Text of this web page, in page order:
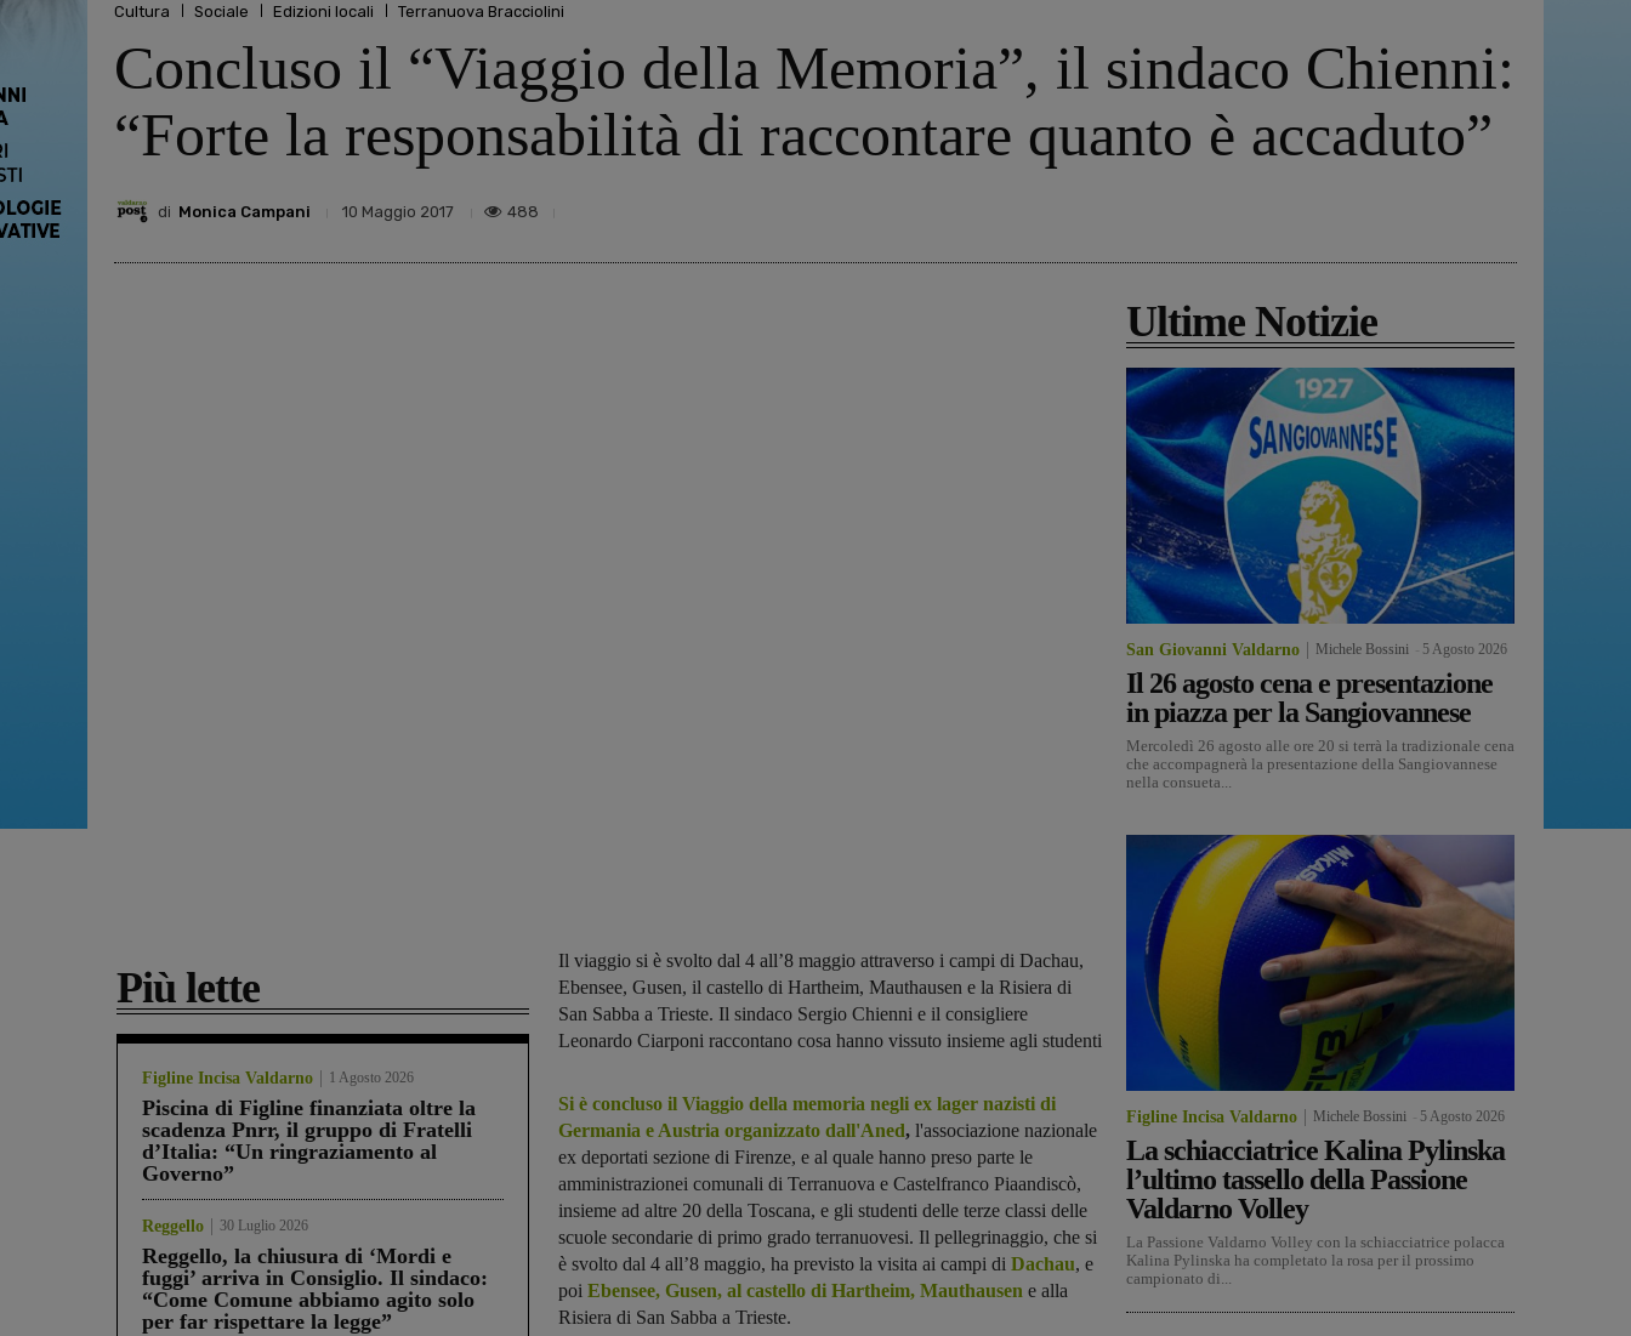
Cultura Sociale Edizioni locali Terranuova Bracciolini
Concluso il “Viaggio della Memoria”, il sindaco Chienni:
“Forte la responsabilità di raccontare quanto è accaduto”
di Monica Campani 10 Maggio 2017 488
Più lette
Figline Incisa Valdarno 1 Agosto 2026
Piscina di Figline finanziata oltre la
scadenza Pnrr, il gruppo di Fratelli
d’Italia: “Un ringraziamento al
Governo”
Reggello 30 Luglio 2026
Reggello, la chiusura di ‘Mordi e
fuggi’ arriva in Consiglio. Il sindaco:
“Come Comune abbiamo agito solo
per far rispettare la legge”
Il viaggio si è svolto dal 4 all’8 maggio attraverso i campi di Dachau,
Ebensee, Gusen, il castello di Hartheim, Mauthausen e la Risiera di
San Sabba a Trieste. Il sindaco Sergio Chienni e il consigliere
Leonardo Ciarponi raccontano cosa hanno vissuto insieme agli studenti
Si è concluso il Viaggio della memoria negli ex lager nazisti di
Germania e Austria organizzato dall'Aned, l'associazione nazionale
ex deportati sezione di Firenze, e al quale hanno preso parte le
amministrazionei comunali di Terranuova e Castelfranco Piaandiscò,
insieme ad altre 20 della Toscana, e gli studenti delle terze classi delle
scuole secondarie di primo grado terranuovesi. Il pellegrinaggio, che si
è svolto dal 4 all’8 maggio, ha previsto la visita ai campi di Dachau, e
poi Ebensee, Gusen, al castello di Hartheim, Mauthausen e alla
Risiera di San Sabba a Trieste.
Ultime Notizie
San Giovanni Valdarno Michele Bossini 5 Agosto 2026
Il 26 agosto cena e presentazione
in piazza per la Sangiovannese
Mercoledì 26 agosto alle ore 20 si terrà la tradizionale cena
che accompagnerà la presentazione della Sangiovannese
nella consueta...
Figline Incisa Valdarno Michele Bossini 5 Agosto 2026
La schiacciatrice Kalina Pylinska
l’ultimo tassello della Passione
Valdarno Volley
La Passione Valdarno Volley con la schiacciatrice polacca
Kalina Pylinska ha completato la rosa per il prossimo
campionato di...